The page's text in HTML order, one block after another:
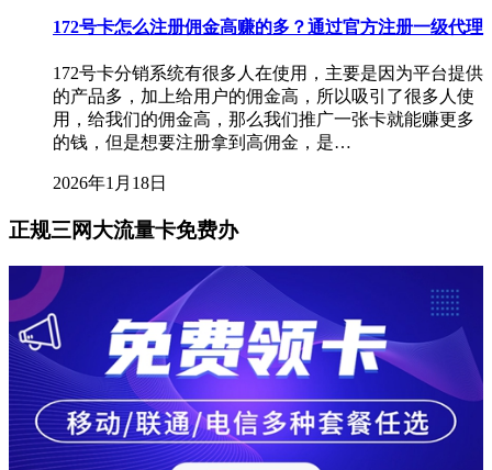
172号卡怎么注册佣金高赚的多？通过官方注册一级代理
172号卡分销系统有很多人在使用，主要是因为平台提供
的产品多，加上给用户的佣金高，所以吸引了很多人使
用，给我们的佣金高，那么我们推广一张卡就能赚更多
的钱，但是想要注册拿到高佣金，是…
2026年1月18日
正规三网大流量卡免费办